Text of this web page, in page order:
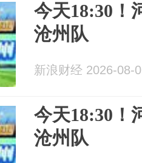
今天18:30！
沧州队
新浪财经 2026-08-
今天18:30！
沧州队